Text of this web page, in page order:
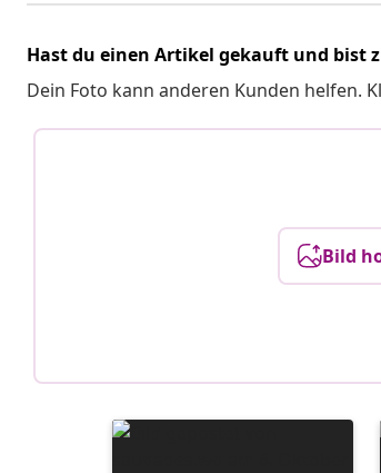
Hast du einen Artikel gekauft und bist
Dein Foto kann anderen Kunden helfen.
Bild